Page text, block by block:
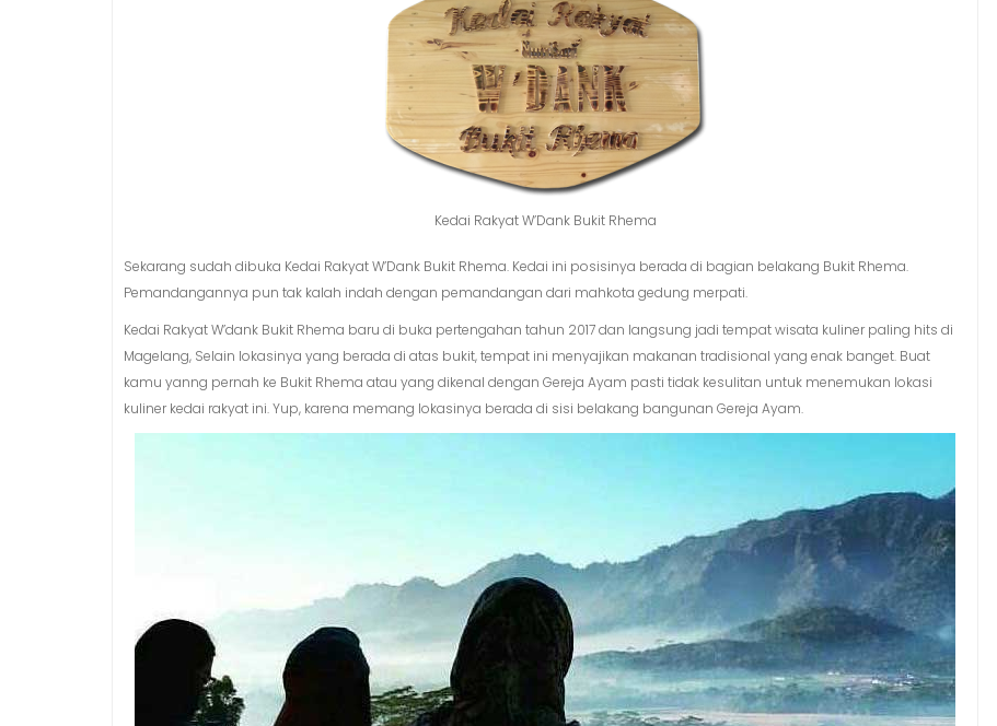
Kedai Rakyat W’Dank Bukit Rhema
Sekarang sudah dibuka Kedai Rakyat W’Dank Bukit Rhema. Kedai ini posisinya berada di bagian belakang Bukit Rhema.
Pemandangannya pun tak kalah indah dengan pemandangan dari mahkota gedung merpati.
Kedai Rakyat W’dank Bukit Rhema baru di buka pertengahan tahun 2017 dan langsung jadi tempat wisata kuliner paling hits di
Magelang, Selain lokasinya yang berada di atas bukit, tempat ini menyajikan makanan tradisional yang enak banget. Buat
kamu yanng pernah ke Bukit Rhema atau yang dikenal dengan Gereja Ayam pasti tidak kesulitan untuk menemukan lokasi
kuliner kedai rakyat ini. Yup, karena memang lokasinya berada di sisi belakang bangunan Gereja Ayam.